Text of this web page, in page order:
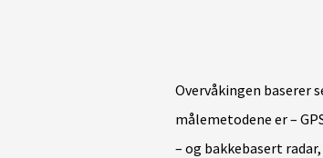
Overvåkingen baserer
målemetodene er –
– og bakkebasert